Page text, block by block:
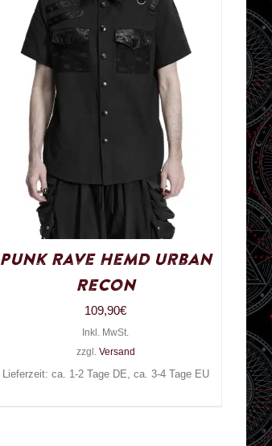
Punk Rave Hemd Urban
Recon
109,90€
Inkl. MwSt.
zzgl. Versand
Lieferzeit: ca. 1-2 Tage DE, ca. 3-4 Tage EU